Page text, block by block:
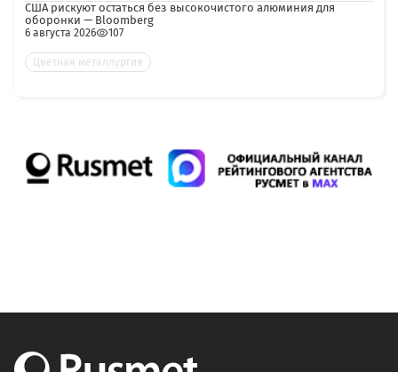
США рискуют остаться без высокочистого алюминия для
оборонки — Bloomberg
6 августа 2026 107
Цветная металлургия